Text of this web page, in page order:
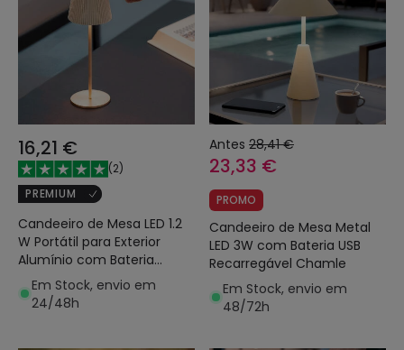
16,21 €
(2)
PREMIUM
Candeeiro de Mesa LED 1.2
W Portátil para Exterior
Alumínio com Bateria
Recarregável Willox
Em Stock, envio em
24/48h
Antes 28,41 €
23,33 €
PROMO
Candeeiro de Mesa Metal
LED 3W com Bateria USB
Recarregável Chamle
Em Stock, envio em
48/72h